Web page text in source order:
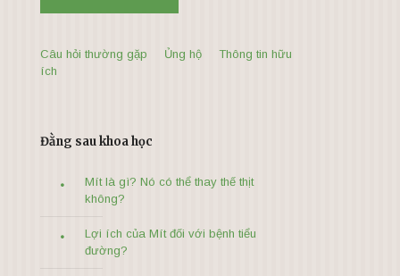
Câu hỏi thường gặp Ủng hộ
Thông tin hữu
ích
Đằng sau khoa học
Mít là gì? Nó có thể thay thế thịt
không?
Lợi ích của Mít đối với bệnh tiểu
đường?